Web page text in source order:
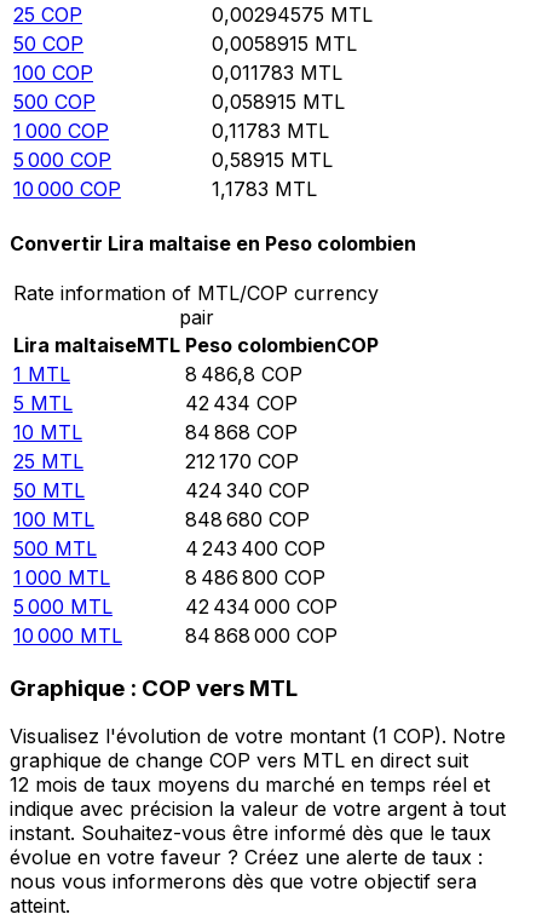
25 COP 0,00294575 MTL
50 COP 0,0058915 MTL
100 COP 0,011783 MTL
500 COP 0,058915 MTL
1 000 COP 0,11783 MTL
5 000 COP 0,58915 MTL
10 000 COP 1,1783 MTL
Convertir Lira maltaise en Peso colombien
Rate information of MTL/COP currency
pair
Lira maltaiseMTL Peso colombienCOP
1 MTL 8 486,8 COP
5 MTL 42 434 COP
10 MTL 84 868 COP
25 MTL 212 170 COP
50 MTL 424 340 COP
100 MTL 848 680 COP
500 MTL 4 243 400 COP
1 000 MTL 8 486 800 COP
5 000 MTL 42 434 000 COP
10 000 MTL 84 868 000 COP
Graphique : COP vers MTL
Visualisez l'évolution de votre montant (1 COP). Notre
graphique de change COP vers MTL en direct suit
12 mois de taux moyens du marché en temps réel et
indique avec précision la valeur de votre argent à tout
instant. Souhaitez-vous être informé dès que le taux
évolue en votre faveur ? Créez une alerte de taux :
nous vous informerons dès que votre objectif sera
atteint.